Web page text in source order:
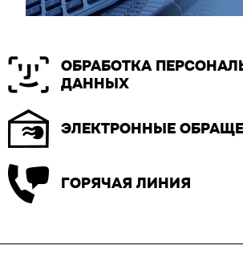
ОБРАБОТКА
ДАННЫХ
ЭЛЕКТРОННЫЕ
ГОРЯЧАЯ ЛИНИЯ